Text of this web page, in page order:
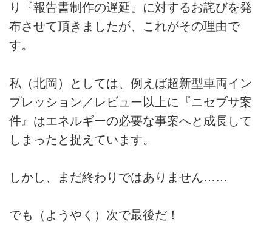
り『報告書制作の遅延』に対するお詫びを発
布させて頂きましたが、これがその理由で
す。
私（北岡）としては、例えば超新型車両イン
プレッション／レビュー以上に『ニセブサ案
件』はエネルギーの必要な事案へと成長して
しまったと捉えています。
しかし、まだ終わりではありません……
でも（ようやく）次で最後だ！